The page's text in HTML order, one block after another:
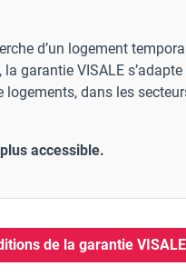
d’un logement
garantie VISALE
dans les
accessible.
de la garantie VISALE